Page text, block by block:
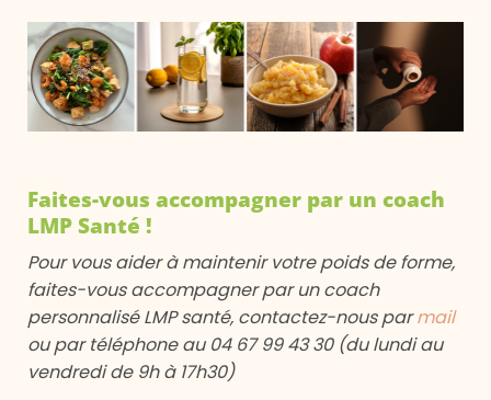
Faites-vous accompagner par un coach
LMP Santé !
Pour vous aider à maintenir votre poids de forme,
faites-vous accompagner par un coach
personnalisé LMP santé, contactez-nous parmail
ou par téléphone au 04 67 99 43 30 (du lundi au
vendredi de 9h à 17h30)